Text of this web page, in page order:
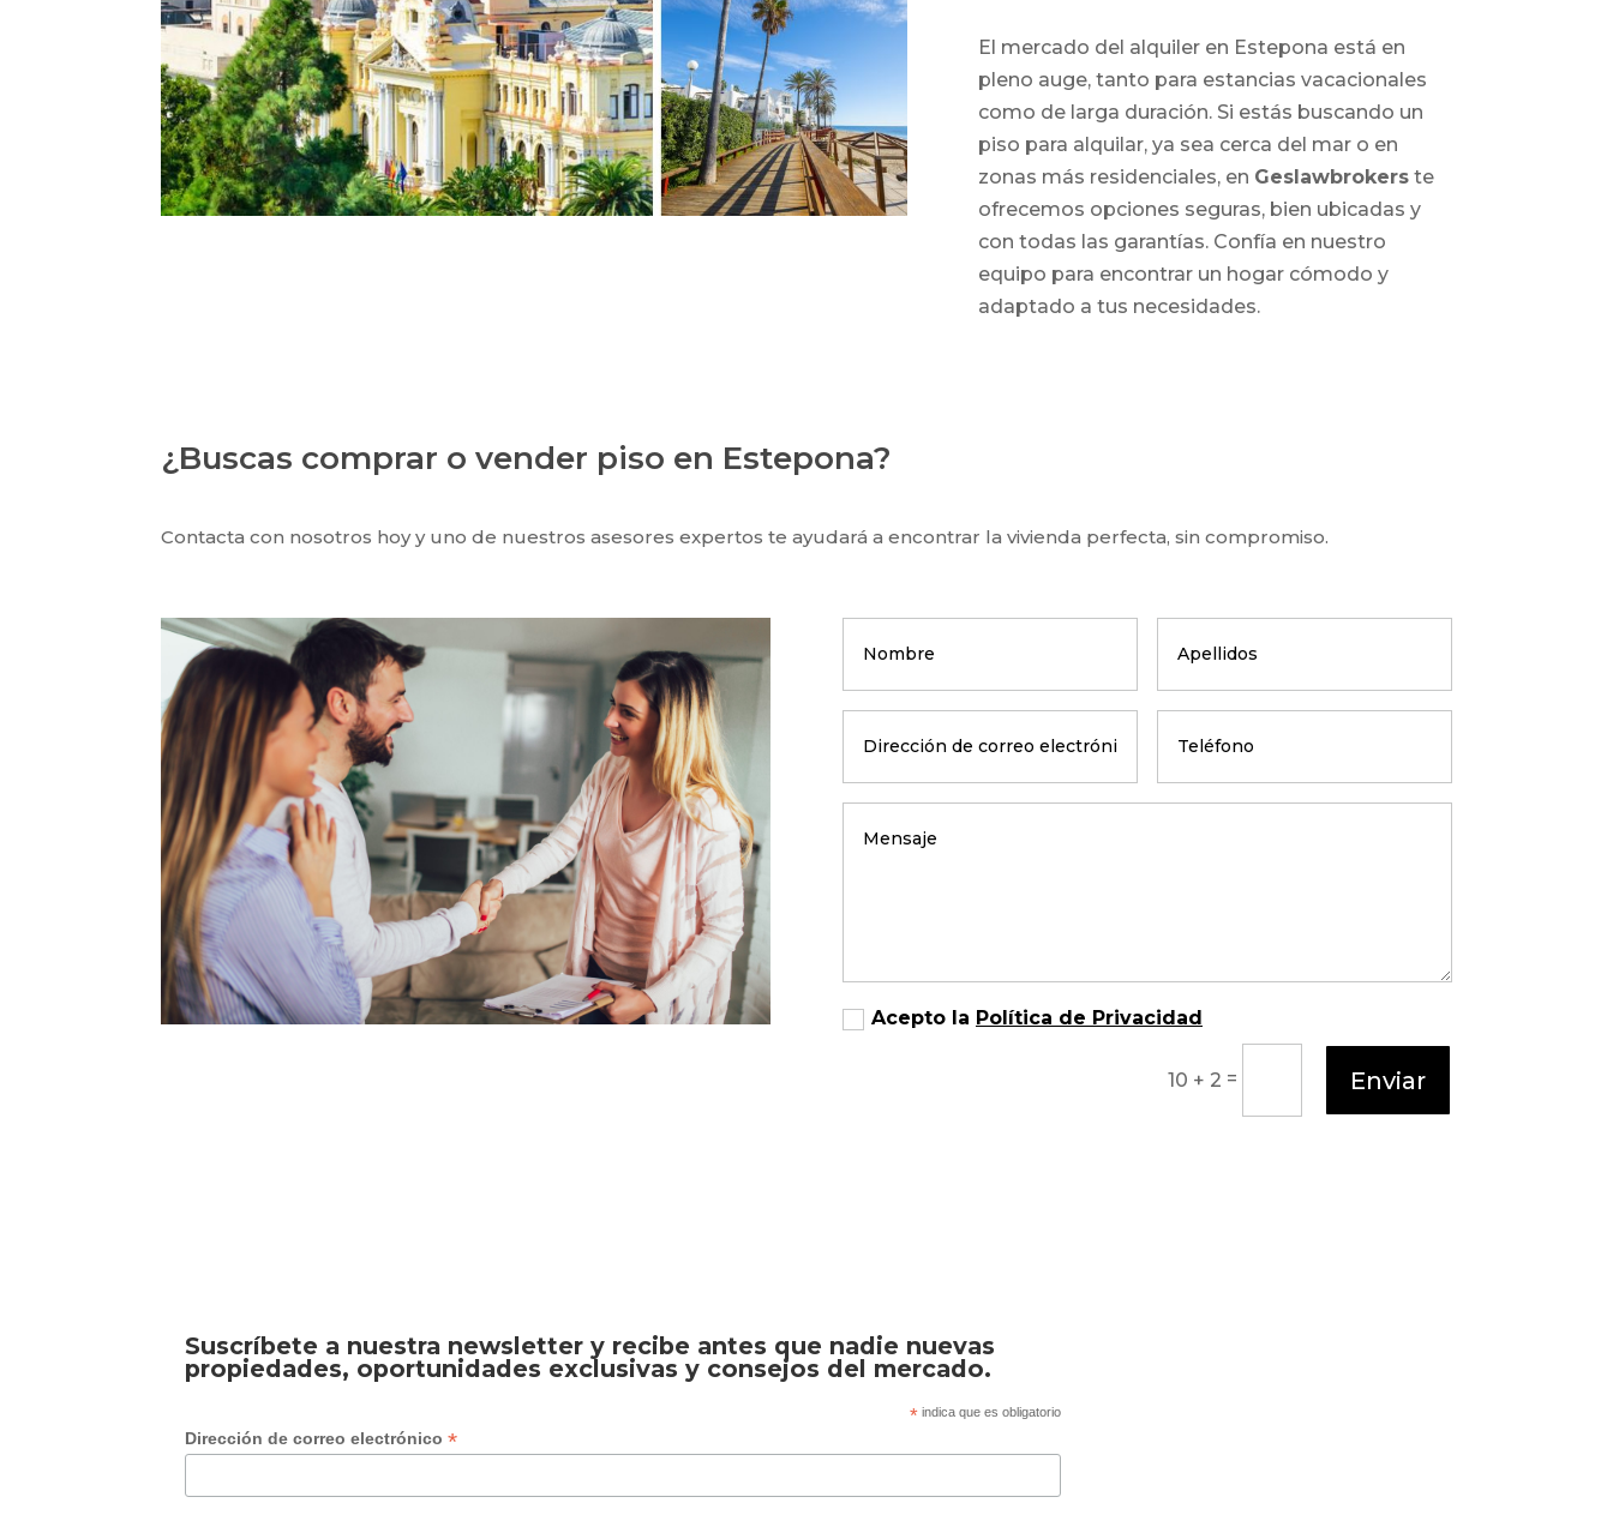
El mercado del alquiler en Estepona está en
pleno auge, tanto para estancias vacacionales
como de larga duración. Si estás buscando un
piso para alquilar, ya sea cerca del mar o en
zonas más residenciales, en Geslawbrokerste
ofrecemos opciones seguras, bien ubicadas y
con todas las garantías. Confía en nuestro
equipo para encontrar un hogar cómodo y
adaptado a tus necesidades.
¿Buscas comprar o vender piso en Estepona?
Contacta con nosotros hoy y uno de nuestros asesores expertos te ayudará a encontrar la vivienda perfecta, sin compromiso.
Acepto la Política de Privacidad
10 + 2 = Enviar
Suscríbete a nuestra newsletter y recibe antes que nadie nuevas
propiedades, oportunidades exclusivas y consejos del mercado.
* indica que es obligatorio
Dirección de correo electrónico*